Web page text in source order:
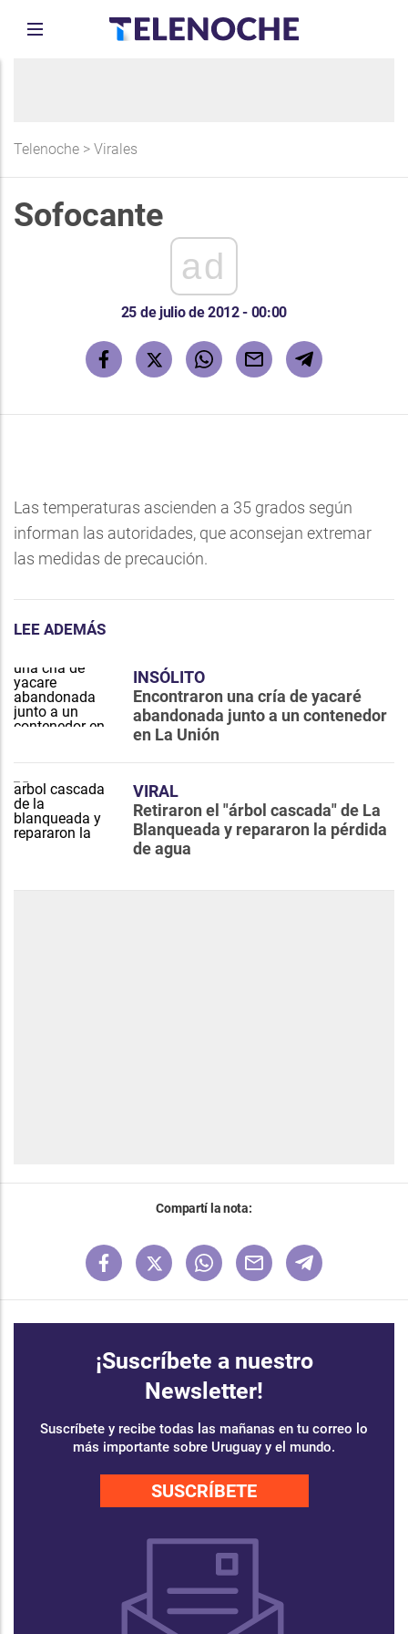
Telenoche > Virales
Sofocante
ad
25 de julio de 2012 - 00:00
Las temperaturas ascienden a 35 grados según
informan las autoridades, que aconsejan extremar
las medidas de precaución.
LEE ADEMÁS
INSÓLITO
Encontraron una cría de yacaré
abandonada junto a un contenedor
en La Unión
VIRAL
Retiraron el "árbol cascada" de La
Blanqueada y repararon la pérdida
de agua
Compartí la nota:
¡Suscríbete a nuestro
Newsletter!
Suscríbete y recibe todas las mañanas en tu correo lo
más importante sobre Uruguay y el mundo.
SUSCRÍBETE